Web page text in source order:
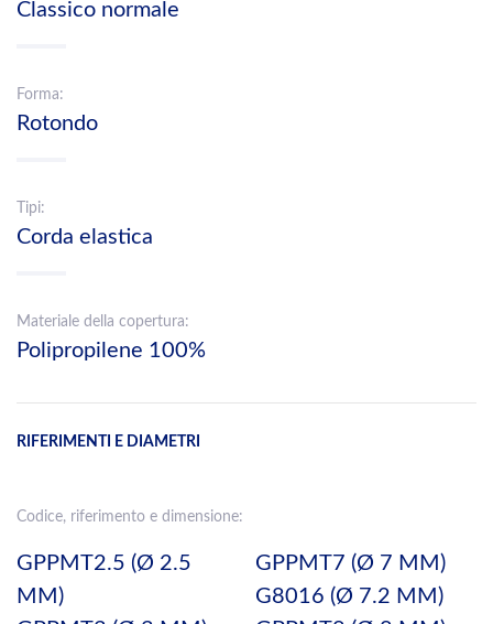
Classico normale
Forma:
Rotondo
Tipi:
Corda elastica
Materiale della copertura:
Polipropilene 100%
RIFERIMENTI E DIAMETRI
Codice, riferimento e dimensione:
GPPMT2.5 (Ø 2.5
MM)
GPPMT7 (Ø 7 MM)
G8016 (Ø 7.2 MM)